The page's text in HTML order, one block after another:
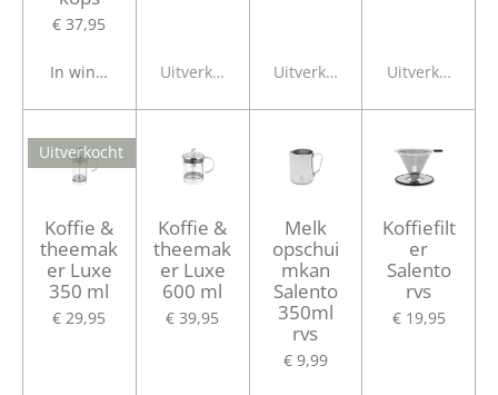
€ 37,95
In winkelwagenUitverkocht Uitverkocht Uitverkocht
Uitverkocht
Koffie &
theemak
er Luxe
350 ml
€ 29,95
Koffie &
theemak
er Luxe
600 ml
€ 39,95
Melk
opschui
mkan
Salento
350ml
rvs
€ 9,99
Koffiefilt
er
Salento
rvs
€ 19,95